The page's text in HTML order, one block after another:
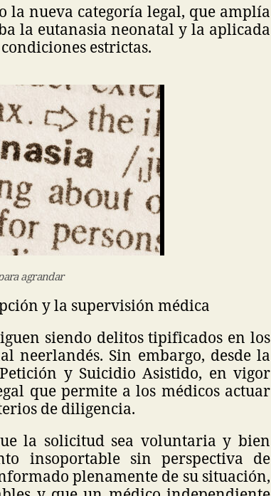
la nueva categoría legal, que amplía
la eutanasia neonatal y la aplicada
estrictas.
agrandar
y la supervisión médica
siendo delitos tipificados en los
neerlandés. Sin embargo, desde la
y Suicidio Asistido, en vigor
que permite a los médicos actuar
de diligencia.
la solicitud sea voluntaria y bien
insoportable sin perspectiva de
plenamente de su situación,